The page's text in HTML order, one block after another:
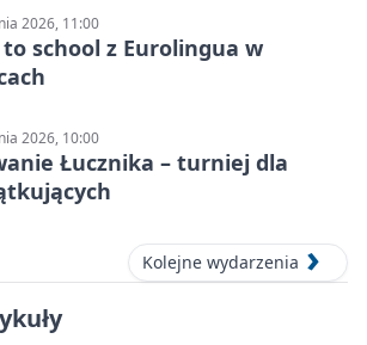
2026, 11:00
to school z Eurolingua w
2026, 10:00
Łucznika – turniej dla
Kolejne wydarzenia